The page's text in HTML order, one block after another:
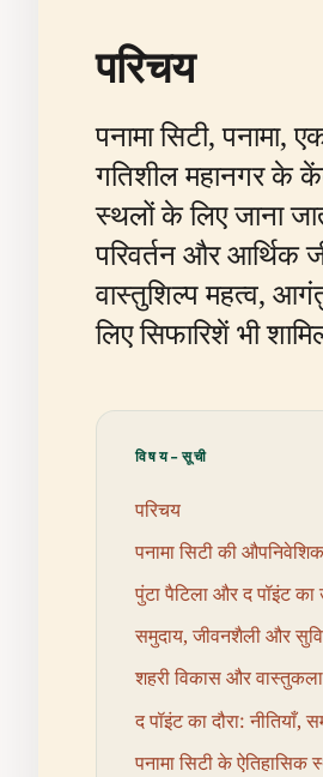
परिचय
पनामा सिटी,
गतिशील महानगर के
स्थलों के लिए जाना
परिवर्तन और आर्थिक
वास्तुशिल्प महत्व,
लिए सिफारिशें भी
विषय-सूची
परिचय
पनामा सिटी की
पुंटा पैटिला और द पॉइंट का
समुदाय, जीवनशैली और
शहरी विकास और
द पॉइंट का दौरा:
पनामा सिटी के ऐतिहासिक